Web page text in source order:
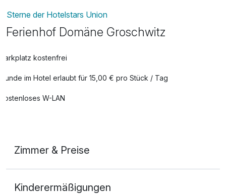
Sterne der Hotelstars Union
Ferienhof Domäne Groschwitz
Parkplatz kostenfrei
Hunde im Hotel erlaubt für 15,00 € pro Stück / Tag
Kostenloses W-LAN
Zimmer & Preise
2 Erwachsene und 2 Kinder
Kinderermäßigungen